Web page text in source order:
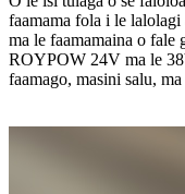
faamama fola i le
ma le faamamaina o
ROYPOW 24V ma le
faamago, masini salu,